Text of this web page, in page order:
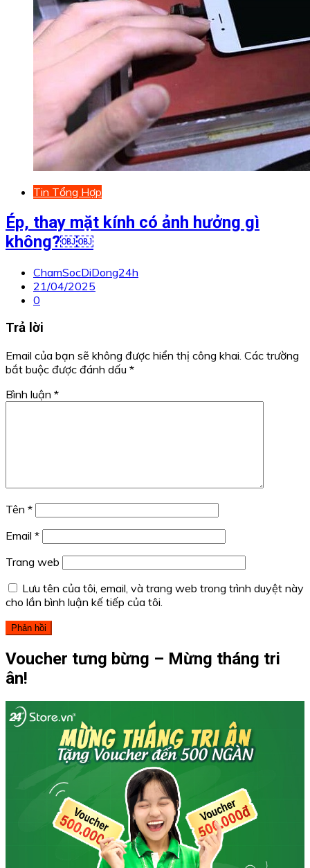
Tin Tổng Hợp
Ép, thay mặt kính có ảnh hưởng gì
không?￼￼
ChamSocDiDong24h
21/04/2025
0
Trả lời
Email của bạn sẽ không được hiển thị công khai. Các trường
bắt buộc được đánh dấu *
Bình luận *
Tên *
Email *
Trang web
Lưu tên của tôi, email, và trang web trong trình duyệt này
cho lần bình luận kế tiếp của tôi.
Voucher tưng bừng – Mừng tháng tri
ân!